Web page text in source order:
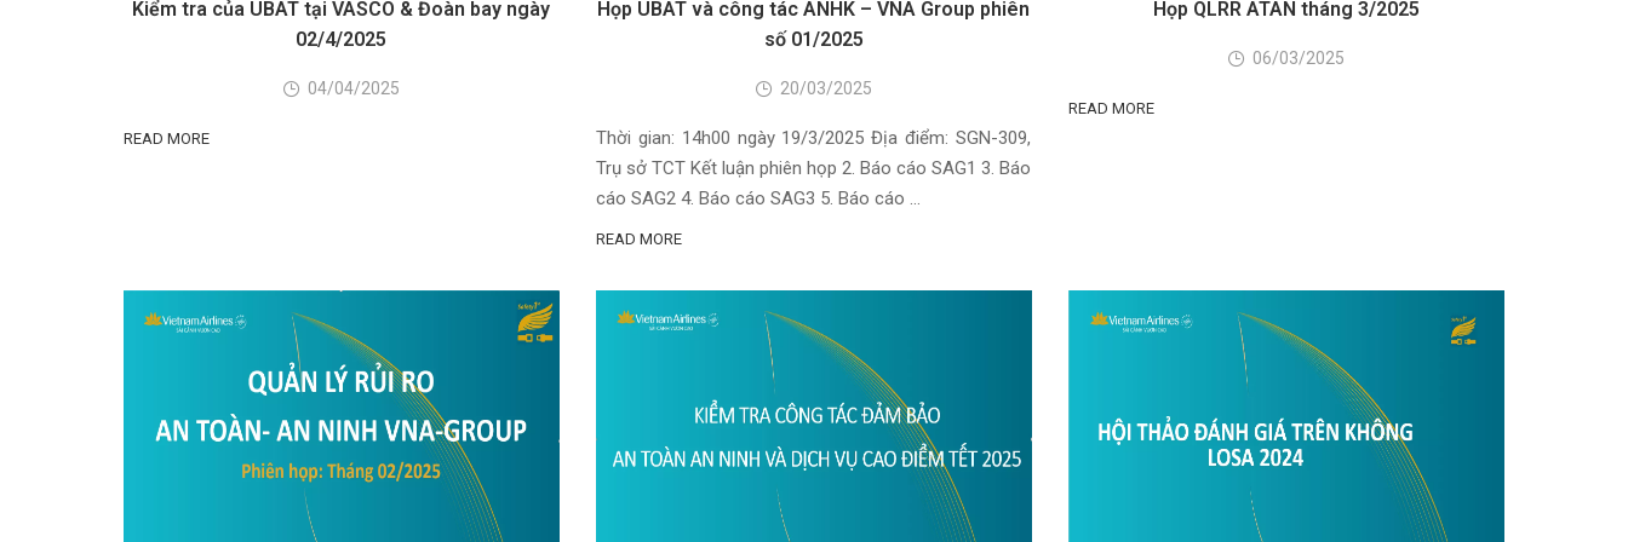
Kiểm tra của UBAT tại VASCO & Đoàn bay ngày
02/4/2025
04/04/2025
READ MORE
Họp UBAT và công tác ANHK – VNA Group phiên
số 01/2025
20/03/2025
Thời gian: 14h00 ngày 19/3/2025 Địa điểm: SGN-309,
Trụ sở TCT Kết luận phiên họp 2. Báo cáo SAG1 3. Báo
cáo SAG2 4. Báo cáo SAG3 5. Báo cáo …
READ MORE
Họp QLRR ATAN tháng 3/2025
06/03/2025
READ MORE